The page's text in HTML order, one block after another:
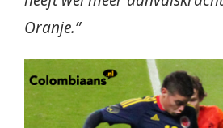
Oranje.”